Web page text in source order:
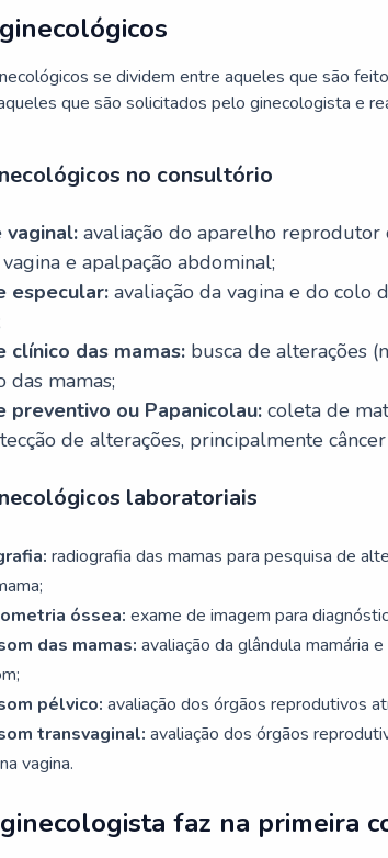
se dividem entre aqueles que são
que são solicitados pelo ginecologista e
no consultório
vaginal: avaliação do aparelho reprodutor
e apalpação abdominal;
especular: avaliação da vagina e do colo
clínico das mamas: busca de alterações
das mamas;
preventivo ou Papanicolau: coleta de
de alterações, principalmente
laboratoriais
radiografia das mamas para pesquisa de
óssea: exame de imagem para
das mamas: avaliação da glândula mamária
pélvico: avaliação dos órgãos reprodutivos
transvaginal: avaliação dos órgãos
vagina.
faz na primeira